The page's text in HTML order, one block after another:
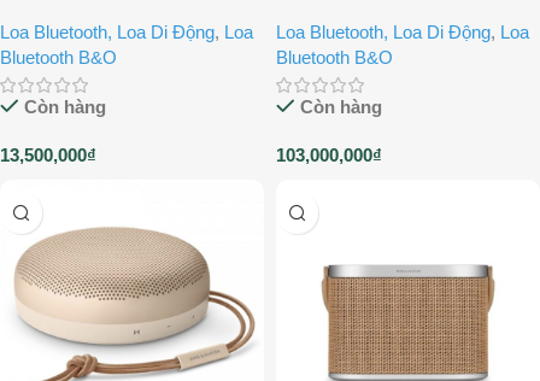
Loa Bluetooth, Loa Di Động, Loa
Bluetooth B&O
Còn hàng
13,500,000₫
Loa Bluetooth, Loa Di Động, Loa
Bluetooth B&O
Còn hàng
103,000,000₫